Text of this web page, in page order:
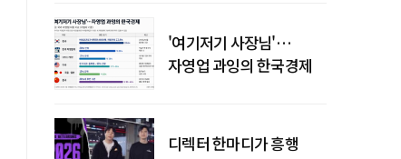
'여기저기 사장님'…
자영업 과잉의 한국경제
디렉터 한마디가 흥행